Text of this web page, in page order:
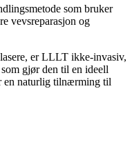
som bruker
vevsreparasjon og
er LLLT ikke-invasiv,
gjør den til en ideell
en naturlig tilnærming til